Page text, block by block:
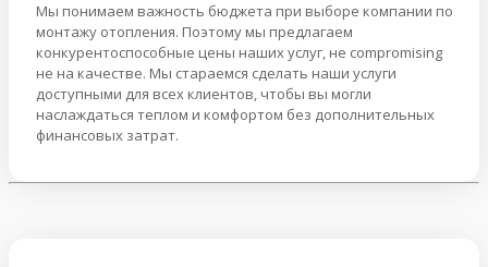
Мы понимаем важность бюджета при выборе компании по
монтажу отопления. Поэтому мы предлагаем
конкурентоспособные цены наших услуг, не compromising
не на качестве. Мы стараемся сделать наши услуги
доступными для всех клиентов, чтобы вы могли
наслаждаться теплом и комфортом без дополнительных
финансовых затрат.